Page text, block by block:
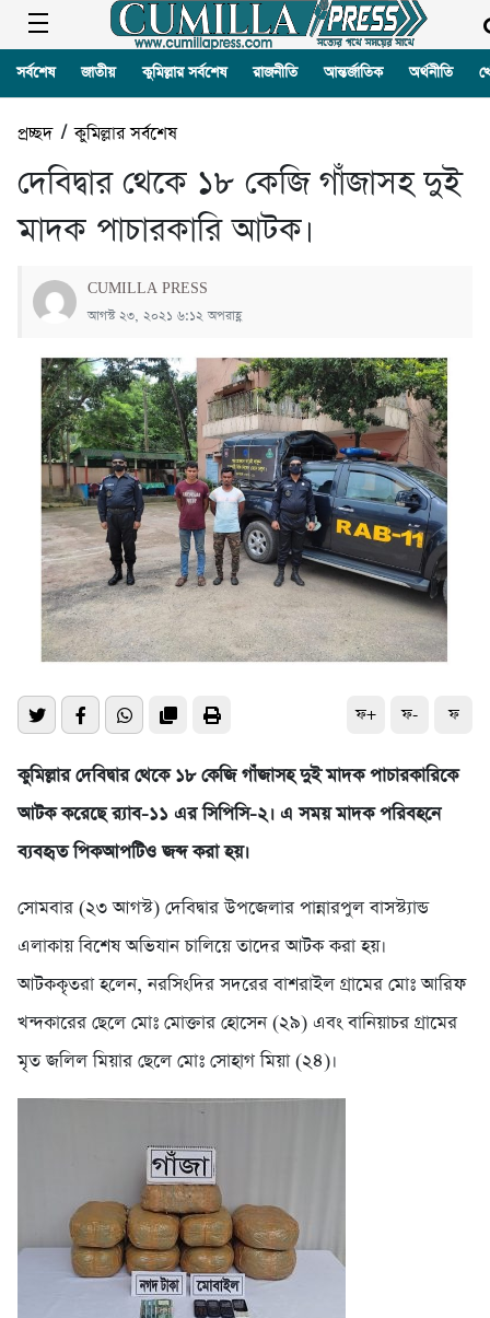
সর্বশেষ জাতীয় কুমিল্লার সর্বশেষ রাজনীতি আন্তর্জাতিক অর্থনীতি
প্রচ্ছদ/কুমিল্লার সর্বশেষ
দেবিদ্বার থেকে ১৮ কেজি গাঁজাসহ দুই
মাদক পাচারকারি আটক।
CUMILLA PRESS
আগস্ট ২৩, ২০২১ ৬:১২ অপরাহ্ণ
ফ+ ফ- ফ
কুমিল্লার দেবিদ্বার থেকে ১৮ কেজি গাঁজাসহ দুই মাদক পাচারকারিকে
আটক করেছে র‌্যাব-১১ এর সিপিসি-২। এ সময় মাদক পরিবহনে
ব্যবহৃত পিকআপটিও জব্দ করা হয়।
সোমবার (২৩ আগস্ট) দেবিদ্বার উপজেলার পান্নারপুল বাসস্ট্যান্ড
এলাকায় বিশেষ অভিযান চালিয়ে তাদের আটক করা হয়।
আটককৃতরা হলেন, নরসিংদির সদরের বাশরাইল গ্রামের মোঃ আরিফ
খন্দকারের ছেলে মোঃ মোক্তার হোসেন (২৯) এবং বানিয়াচর গ্রামের
মৃত জলিল মিয়ার ছেলে মোঃ সোহাগ মিয়া (২৪)।